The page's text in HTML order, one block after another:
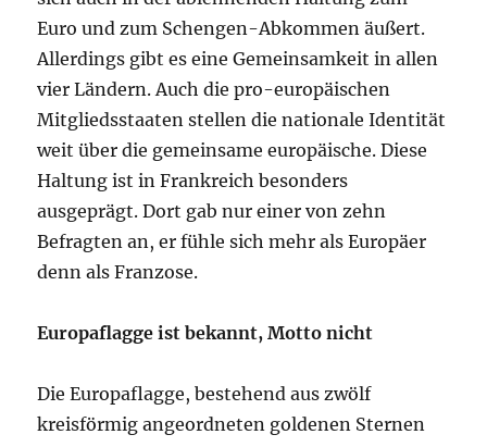
Euro und zum Schengen-Abkommen äußert.
Allerdings gibt es eine Gemeinsamkeit in allen
vier Ländern. Auch die pro-europäischen
Mitgliedsstaaten stellen die nationale Identität
weit über die gemeinsame europäische. Diese
Haltung ist in Frankreich besonders
ausgeprägt. Dort gab nur einer von zehn
Befragten an, er fühle sich mehr als Europäer
denn als Franzose.
Europaflagge ist bekannt, Motto nicht
Die Europaflagge, bestehend aus zwölf
kreisförmig angeordneten goldenen Sternen